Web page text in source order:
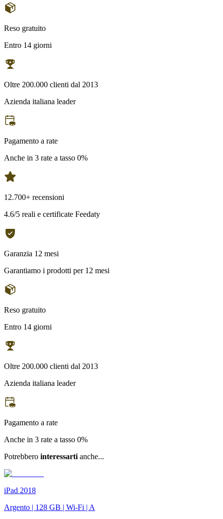
Reso gratuito
Entro 14 giorni
Oltre 200.000 clienti dal 2013
Azienda italiana leader
Pagamento a rate
Anche in 3 rate a tasso 0%
12.700+ recensioni
4.6/5 reali e certificate Feedaty
Garanzia 12 mesi
Garantiamo i prodotti per 12 mesi
Reso gratuito
Entro 14 giorni
Oltre 200.000 clienti dal 2013
Azienda italiana leader
Pagamento a rate
Anche in 3 rate a tasso 0%
Potrebbero interessarti anche...
iPad 2018
Argento | 128 GB | Wi-Fi | A